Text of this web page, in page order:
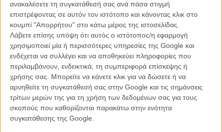
ανακαλέσετε τη συγκατάθεσή σας ανά πάσα στιγμή
επιστρέφοντας σε αυτόν τον ιστότοπο και κάνοντας κλικ στο
κουμπί "Απορρήτου" στο κάτω μέρος της ιστοσελίδας.
Λάβετε επίσης υπόψη ότι αυτός ο ιστότοπος/η εφαρμογή
χρησιμοποιεί μία ή περισσότερες υπηρεσίες της Google και
ενδέχεται να συλλέγει και να αποθηκεύει πληροφορίες που
περιλαμβάνουν, ενδεικτικά, τη συμπεριφορά επίσκεψης ή
χρήσης σας. Μπορείτε να κάνετε κλικ για να δώσετε ή να
αρνηθείτε τη συγκατάθεσή σας στην Google και τις σημάνσεις
τρίτων μερών της για τη χρήση των δεδομένων σας για τους
σκοπούς που καθορίζονται παρακάτω στην ενότητα
συγκατάθεσης της Google.
Δεν γνωρίζουμε τίποτα παραπάνω για την τρίτη του μεγάλου
μήκους (μετά το«Καταπληκτικές Γυναίκες») εκτός από το ότι θα
είναι μια παραγωγή της Α24, αλλά και μόνο τα ονόματα των δυο
βασικών συντελεστών της, μας κάνουν ήδη να ανυπομονούμε.